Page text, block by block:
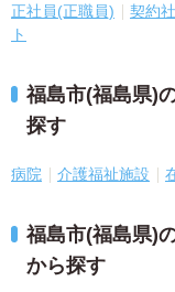
正社員(正職員) 契約
ト
福島市(福島県)
探す
病院 介護福祉施設
福島市(福島県)
から探す